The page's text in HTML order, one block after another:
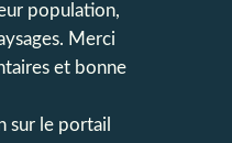
population,
Merci
et bonne
sur le portail